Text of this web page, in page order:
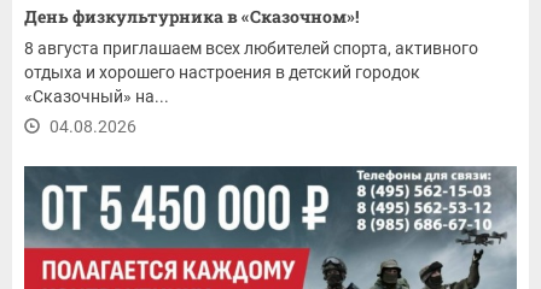
День физкультурника в «Сказочном»!
8 августа приглашаем всех любителей спорта, активного
отдыха и хорошего настроения в детский городок
«Сказочный» на...
04.08.2026